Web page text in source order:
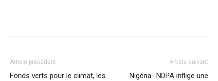
Article précédent
Fonds verts pour le climat, les
Article suivant
Nigéria- NDPA inflige une